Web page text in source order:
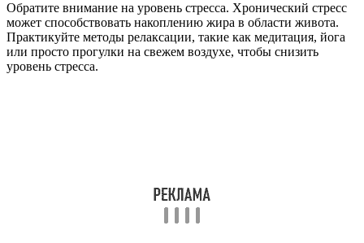
Обратите внимание на уровень стресса. Хронический стресс
может способствовать накоплению жира в области живота.
Практикуйте методы релаксации, такие как медитация, йога
или просто прогулки на свежем воздухе, чтобы снизить
уровень стресса.